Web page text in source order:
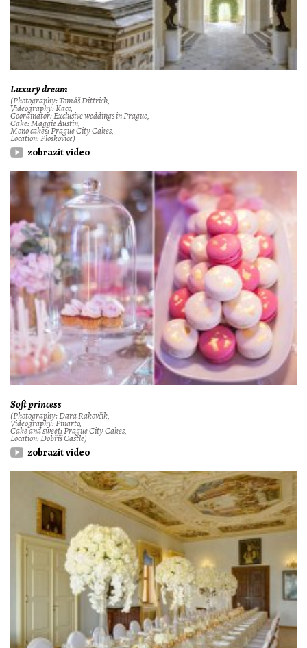
Luxury dream
(Photography: Tomáš Dittrich,
Videography: Kaco,
Coordinator: Exclusive weddings in Prague,
Cake: Maggie Austin,
Mono cakes: Prague City Cakes,
Location: Ploskovice)
zobrazit video
Soft princess
(Photography: Dara Rakovčik,
Videography: Pinarto,
Cake and sweet: Prague City Cakes,
Location: Dobříš Castle)
zobrazit video